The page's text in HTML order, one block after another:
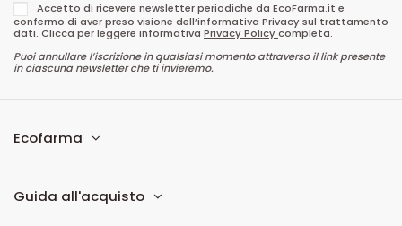
Accetto di ricevere newsletter periodiche da EcoFarma.it e
confermo di aver preso visione dell’informativa Privacy sul trattamento
dati. Clicca per leggere informativa Privacy Policycompleta.
Puoi annullare l’iscrizione in qualsiasi momento attraverso il link presente
in ciascuna newsletter che ti invieremo.
Ecofarma
Guida all'acquisto